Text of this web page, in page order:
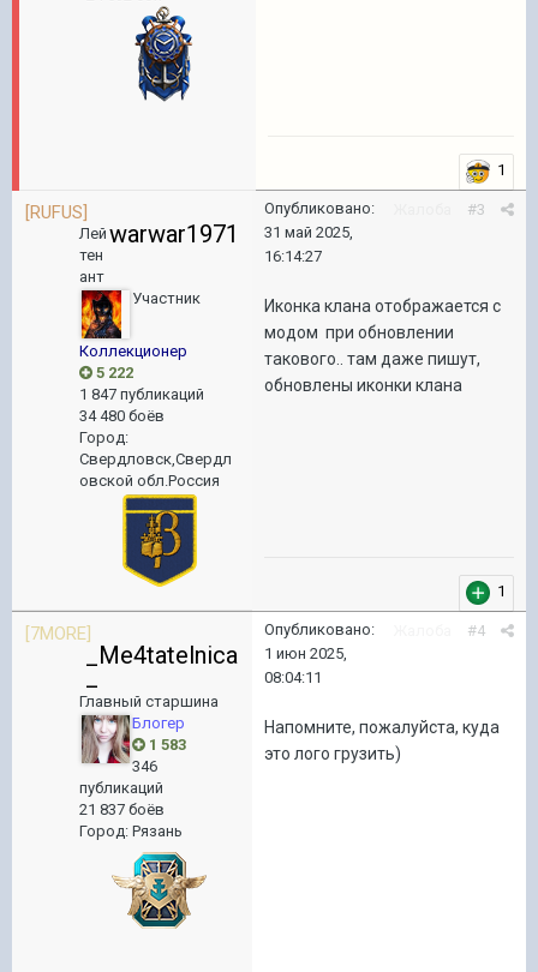
1
[RUFUS]
warwar1971
Лей
тен
ант
Участник
Коллекционер
5 222
1 847 публикаций
34 480 боёв
Город:
Свердловск,Свердл
овской обл.Россия
#3
Опубликовано:
31 май 2025,
16:14:27
Иконка клана отображается с
модом при обновлении
такового.. там даже пишут,
обновлены иконки клана
1
[7MORE]
_Me4tatelnica
Главный старшина
Блогер
1 583
346
публикаций
21 837 боёв
Город: Рязань
#4
Опубликовано:
1 июн 2025,
08:04:11
Напомните, пожалуйста, куда
это лого грузить)